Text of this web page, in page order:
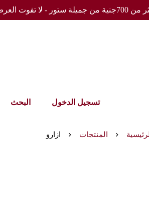
تفوت العرض
تسجيل الدخول البحث
المنتجات ازارو